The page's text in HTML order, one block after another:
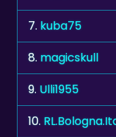
8. magicskull
9. Ulli1955
10.RL.Bologna.Ita
11. zonnebloem